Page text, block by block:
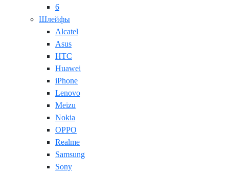
6
Шлейфы
Alcatel
Asus
HTC
Huawei
iPhone
Lenovo
Meizu
Nokia
OPPO
Realme
Samsung
Sony